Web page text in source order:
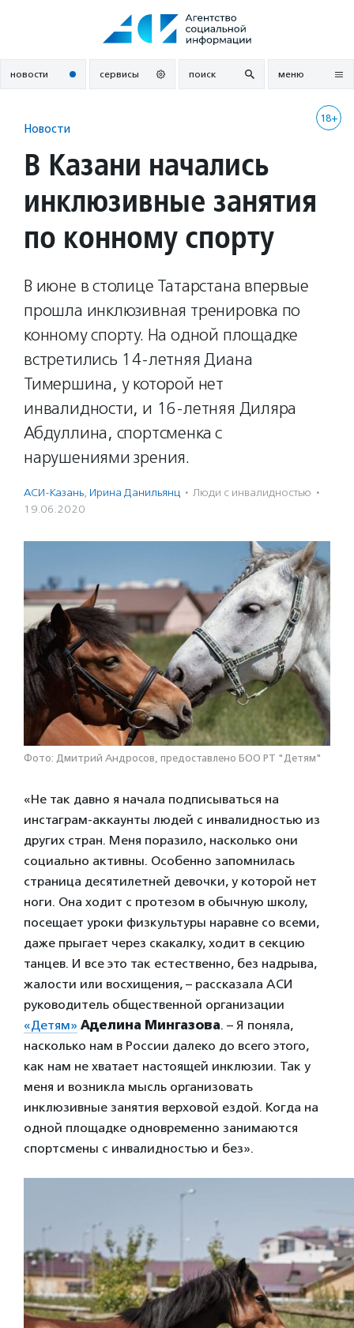
новости сервисы поиск меню
18+
Новости
В Казани начались
инклюзивные занятия
по конному спорту
В июне в столице Татарстана впервые
прошла инклюзивная тренировка по
конному спорту. На одной площадке
встретились 14-летняя Диана
Тимершина, у которой нет
инвалидности, и 16-летняя Диляра
Абдуллина, спортсменка с
нарушениями зрения.
АСИ-Казань, Ирина Данильянц · Люди с инвалидностью ·
19.06.2020
Фото: Дмитрий Андросов, предоставлено БОО РТ "Детям"
«Не так давно я начала подписываться на
инстаграм-аккаунты людей с инвалидностью из
других стран. Меня поразило, насколько они
социально активны. Особенно запомнилась
страница десятилетней девочки, у которой нет
ноги. Она ходит с протезом в обычную школу,
посещает уроки физкультуры наравне со всеми,
даже прыгает через скакалку, ходит в секцию
танцев. И все это так естественно, без надрыва,
жалости или восхищения, – рассказала АСИ
руководитель общественной организации
«Детям» Аделина Мингазова. – Я поняла,
насколько нам в России далеко до всего этого,
как нам не хватает настоящей инклюзии. Так у
меня и возникла мысль организовать
инклюзивные занятия верховой ездой. Когда на
одной площадке одновременно занимаются
спортсмены с инвалидностью и без».